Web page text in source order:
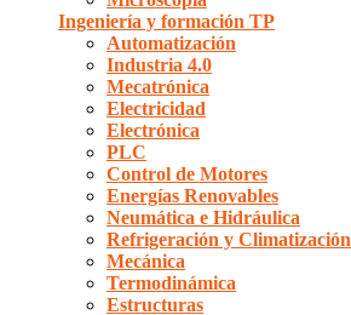
Ingeniería y formación TP
Automatización
Industria 4.0
Mecatrónica
Electricidad
Electrónica
PLC
Control de Motores
Energías Renovables
Neumática e Hidráulica
Refrigeración y Climatización
Mecánica
Termodinámica
Estructuras